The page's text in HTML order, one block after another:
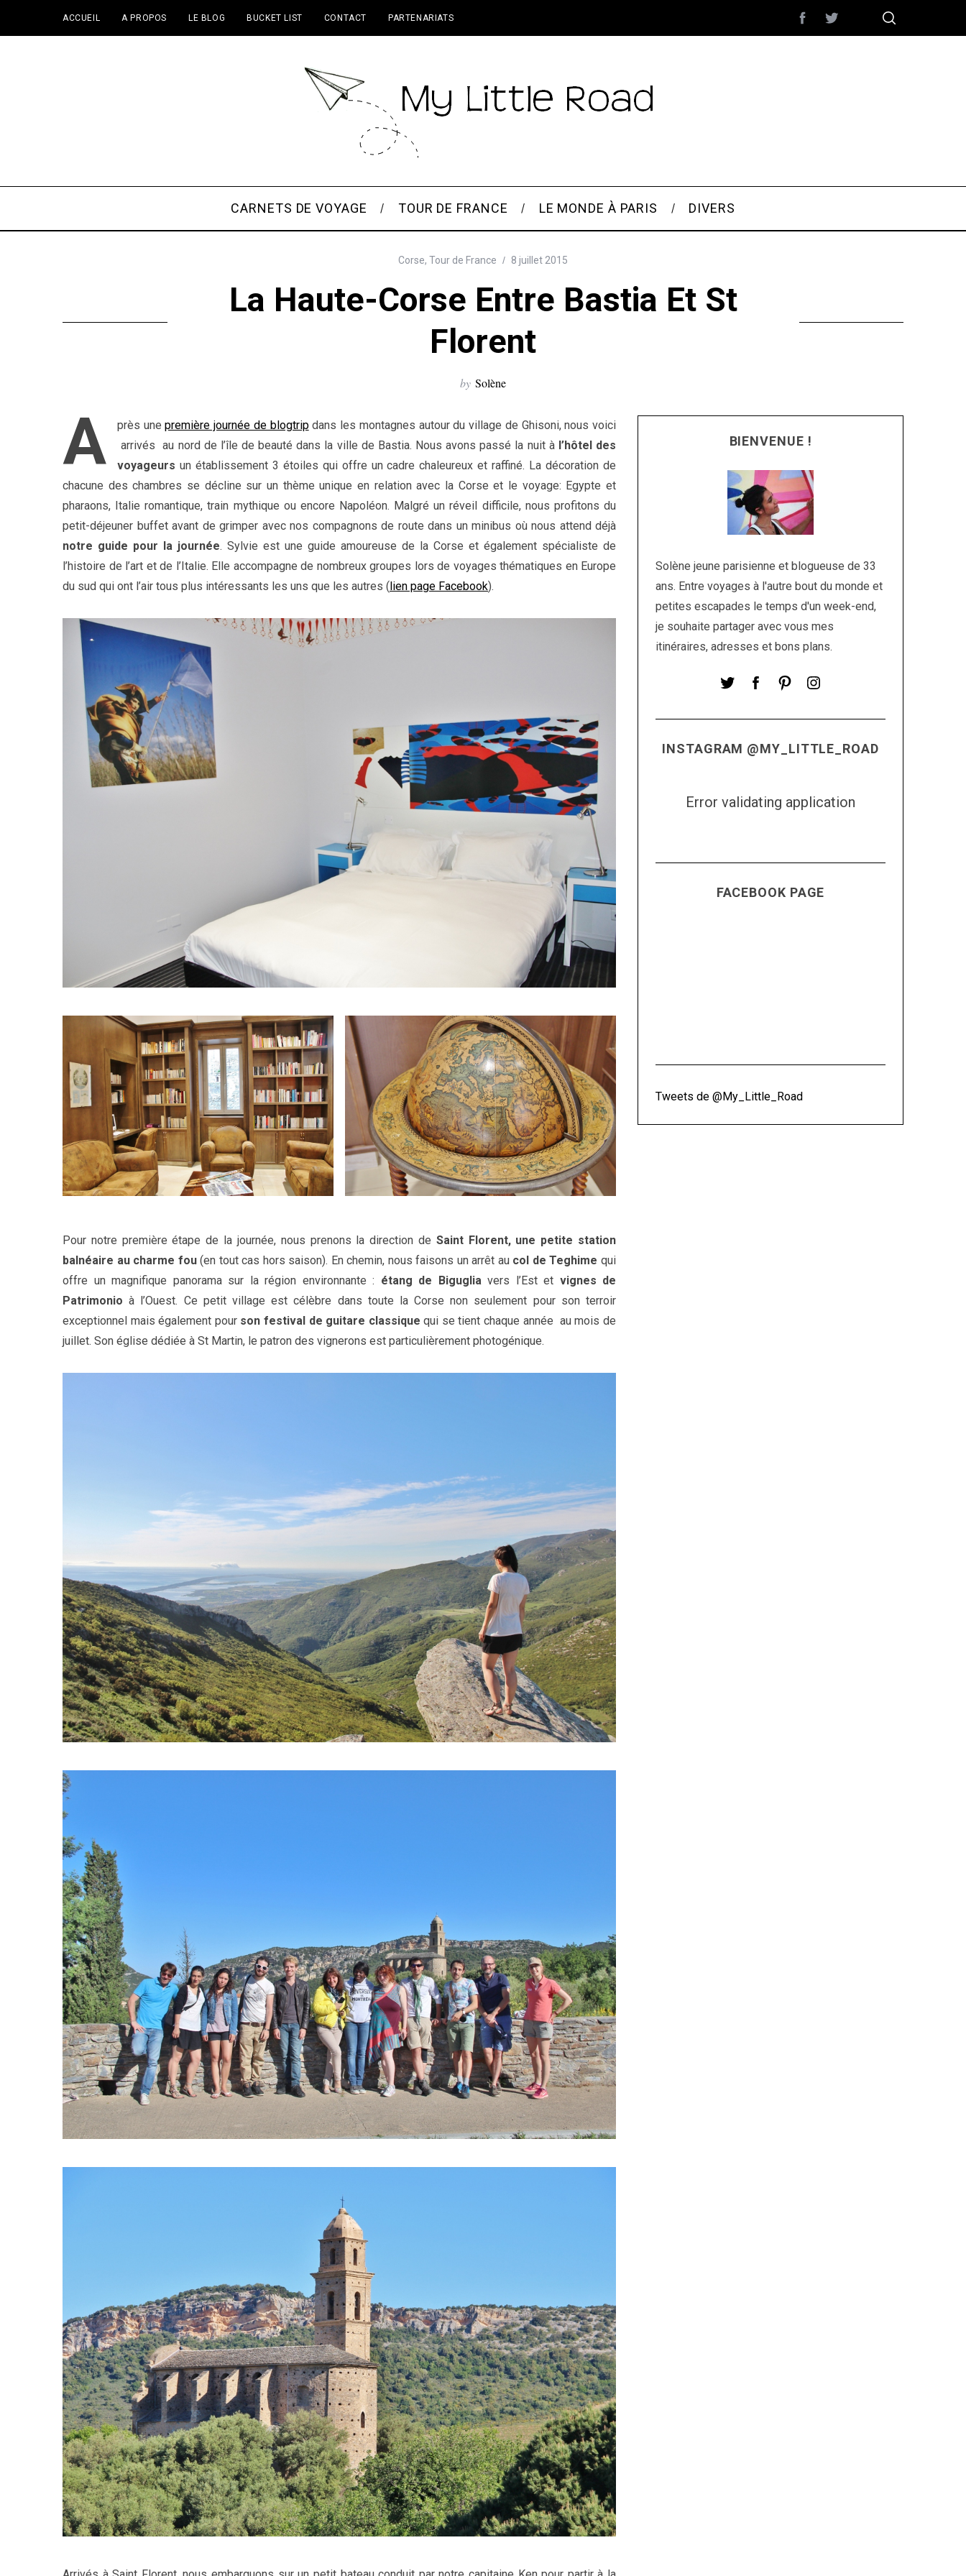
ACCUEIL A PROPOS LE BLOG BUCKET LIST CONTACT PARTENARIATS
CARNETS DE VOYAGE TOUR DE FRANCE LE MONDE À PARIS DIVERS
Corse, Tour de France 8 juillet 2015
La Haute-Corse Entre Bastia Et St
Florent
by Solène
A près unepremière journée de blogtripdans les montagnes autour du village de Ghisoni, nous voici
arrivés au nord de l’île de beauté dans la ville de Bastia. Nous avons passé la nuit à l’hôtel des
voyageurs un établissement 3 étoiles qui offre un cadre chaleureux et raffiné. La décoration de
chacune des chambres se décline sur un thème unique en relation avec la Corse et le voyage: Egypte et
pharaons, Italie romantique, train mythique ou encore Napoléon. Malgré un réveil difficile, nous profitons du
petit-déjeuner buffet avant de grimper avec nos compagnons de route dans un minibus où nous attend déjà
notre guide pour la journée. Sylvie est une guide amoureuse de la Corse et également spécialiste de
l’histoire de l’art et de l’Italie. Elle accompagne de nombreux groupes lors de voyages thématiques en Europe
du sud qui ont l’air tous plus intéressants les uns que les autres (lien page Facebook).
Pour notre première étape de la journée, nous prenons la direction de Saint Florent, une petite station
balnéaire au charme fou(en tout cas hors saison). En chemin, nous faisons un arrêt au col de Teghime qui
offre un magnifique panorama sur la région environnante : étang de Bigugliavers l’Est et vignes de
Patrimonio à l’Ouest. Ce petit village est célèbre dans toute la Corse non seulement pour son terroir
exceptionnel mais également pour son festival de guitare classique qui se tient chaque année au mois de
juillet. Son église dédiée à St Martin, le patron des vignerons est particulièrement photogénique.
BIENVENUE !
Solène jeune parisienne et blogueuse de 33
ans. Entre voyages à l'autre bout du monde et
petites escapades le temps d'un week-end,
je souhaite partager avec vous mes
itinéraires, adresses et bons plans.
INSTAGRAM @MY_LITTLE_ROAD
Error validating application
FACEBOOK PAGE
Tweets de @My_Little_Road
e